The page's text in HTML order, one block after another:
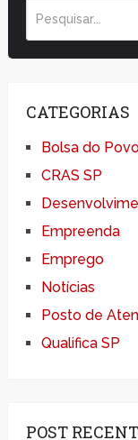
CATEGORIAS
Bolsa do
CRAS SP
Empreenda
Emprego
Notícias
Posto de
Qualifica SP
POST